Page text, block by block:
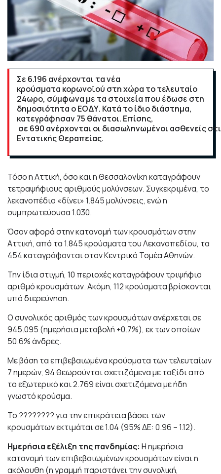
Σε 6.196 ανέρχονται τα νέα
κρούσματα κορωνοϊού στη χώρα το τελευταίο
24ωρο, σύμφωνα με τα στοιχεία που έδωσε στη
δημοσιότητα ο ΕΟΔΥ. Κατά το ίδιο διάστημα,
κατεγράφησαν 75 θάνατοι. Επίσης,
σε 690 ανέρχονται οι διασωληνωμένοι ασθενείς
Εντατικής Θεραπείας.
Τόσο η Αττική, όσο και η Θεσσαλονίκη καταγράφουν
τετραψήφιους αριθμούς μολύνσεων. Συγκεκριμένα, το
λεκανοπέδιο «δίνει» 1.845 μολύνσεις, ενώ η
συμπρωτεύουσα 1.030.
Όσον αφορά στην κατανομή των κρουσμάτων στην
Αττική, από τα 1.845 κρούσματα του Λεκανοπεδίου, τα
454 καταγράφονται στον Κεντρικό Τομέα Αθηνών.
Την ίδια στιγμή, 10 περιοχές καταγράφουν τριψήφιο
αριθμό κρουσμάτων. Ακόμη, 112 κρούσματα βρίσκονται
υπό διερεύνηση.
Ο συνολικός αριθμός των κρουσμάτων ανέρχεται σε
945.095 (ημερήσια μεταβολή +0.7%), εκ των οποίων
50.6% άνδρες.
Με βάση τα επιβεβαιωμένα κρούσματα των τελευταίων
7 ημερών, 94 θεωρούνται σχετιζόμενα με ταξίδι από
το εξωτερικό και 2.769 είναι σχετιζόμενα με ήδη
γνωστό κρούσμα.
To ???????? για την επικράτεια βάσει των
κρουσμάτων εκτιμάται σε 1.04 (95% ΔΕ: 0.96 – 1.12).
Ημερήσια εξέλιξη της πανδημίας: Η ημερήσια
κατανομή των επιβεβαιωμένων κρουσμάτων είναι η
ακόλουθη (η γραμμή παριστάνει την συνολική,